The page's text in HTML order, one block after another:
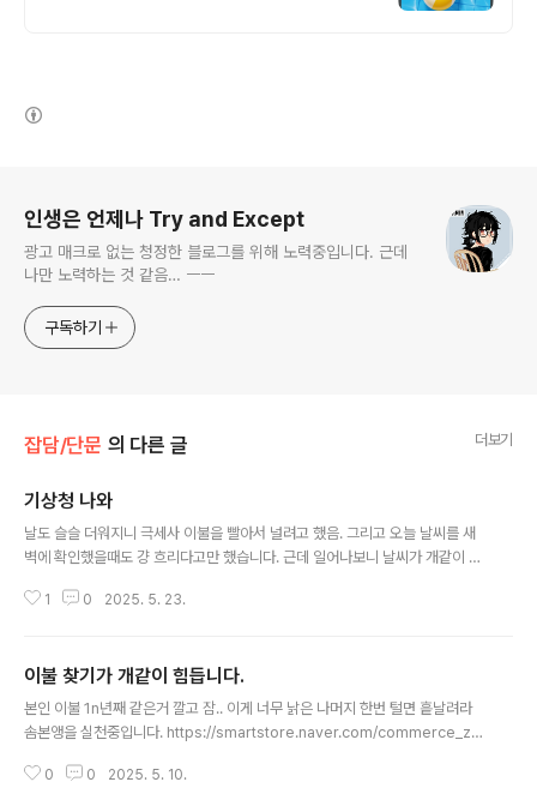
인생은 언제나 Try and Except
광고 매크로 없는 청정한 블로그를 위해 노력중입니다. 근데
나만 노력하는 것 같음… ㅡㅡ
구독하기
잡담/단문 의 다른 글 더보기
기상청 나와
날도 슬슬 더워지니 극세사 이불을 빨아서 널려고 했음. 그리고 오늘 날씨를 새
벽에 확인했을때도 걍 흐리다고만 했습니다. 근데 일어나보니 날씨가 개같이 흐
서 나는 걍 일찍 일어났을 뿐인 전기쥐가 됨.
1 0 2025. 5. 23.
이불 찾기가 개같이 힘듭니다.
본인 이불 1n년째 같은거 깔고 잠.. 이게 너무 낡은 나머지 한번 털면 흩날려라
솜본앵을 실천중입니다. https://smartstore.naver.com/commerce_z/
mah528mf%7Cci%3Dshopn%7Ctr%3Dslsl_myz%7Chk%3D7e2c
0 0 2025. 5. 10.